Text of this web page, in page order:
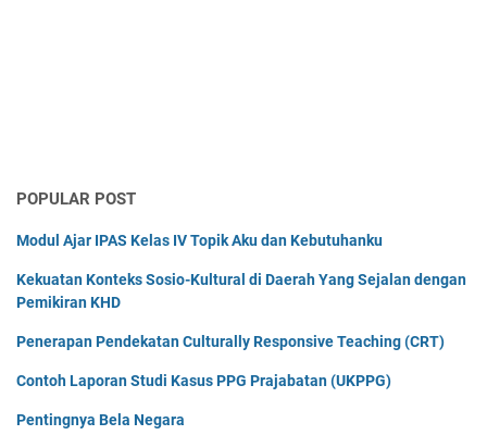
POPULAR POST
Modul Ajar IPAS Kelas IV Topik Aku dan Kebutuhanku
Kekuatan Konteks Sosio-Kultural di Daerah Yang Sejalan dengan
Pemikiran KHD
Penerapan Pendekatan Culturally Responsive Teaching (CRT)
Contoh Laporan Studi Kasus PPG Prajabatan (UKPPG)
Pentingnya Bela Negara